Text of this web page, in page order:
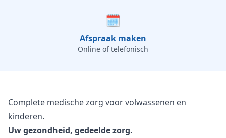
🗓️
Afspraak maken
Online of telefonisch
Complete medische zorg voor volwassenen en
kinderen.
Uw gezondheid, gedeelde zorg.